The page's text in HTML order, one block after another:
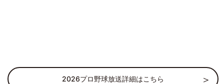
2026プロ野球放送詳細はこちら